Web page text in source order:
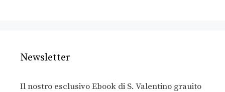
Newsletter
Il nostro esclusivo Ebook di S. Valentino grauito